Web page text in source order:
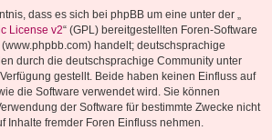
dass es sich bei phpBB um eine unter der „
License v2“ (GPL) bereitgestellten Foren-Software
handelt; deutschsprachige
durch die deutschsprachige Community unter
gestellt. Beide haben keinen Einfluss auf
die Software verwendet wird. Sie können
der Software für bestimmte Zwecke nicht
Inhalte fremder Foren Einfluss nehmen.